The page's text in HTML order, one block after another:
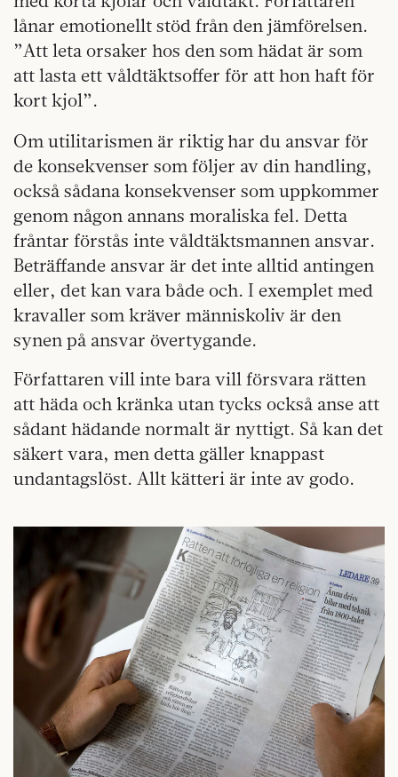
lånar emotionellt stöd från den jämförelsen.
”Att leta orsaker hos den som hädat är som
att lasta ett våldtäktsoffer för att hon haft för
kort kjol”.
Om utilitarismen är riktighar du ansvar för
de konsekvenser som följer av din handling,
också sådana konsekvenser som uppkommer
genom någon annans moraliska fel. Detta
fråntar förstås inte våldtäktsmannen ansvar.
Beträffande ansvar är det inte alltid antingen
eller, det kan vara både och. I exemplet med
kravaller som kräver människoliv är den
synen på ansvar övertygande.
Författaren vill inte bara vill försvara rätten
att häda och kränka utan tycks också anse att
sådant hädande normalt är nyttigt. Så kan det
säkert vara, men detta gäller knappast
undantagslöst. Allt kätteri är inte av godo.